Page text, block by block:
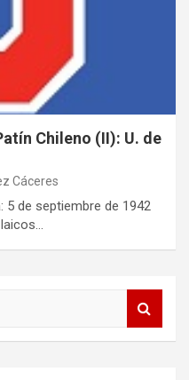
Chileno (II): U. de
Cáceres
5 de septiembre de 1942